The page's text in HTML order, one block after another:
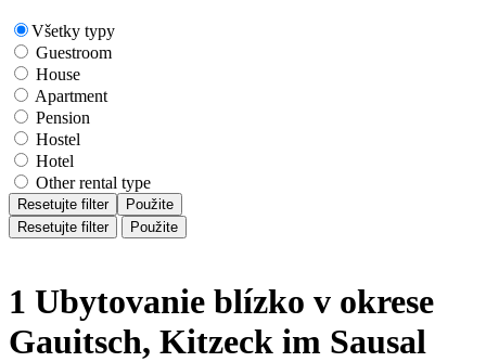
Všetky typy
Guestroom
House
Apartment
Pension
Hostel
Hotel
Other rental type
Resetujte filter
Použite
Resetujte filter
Použite
1 Ubytovanie blízko v okrese
Gauitsch, Kitzeck im Sausal